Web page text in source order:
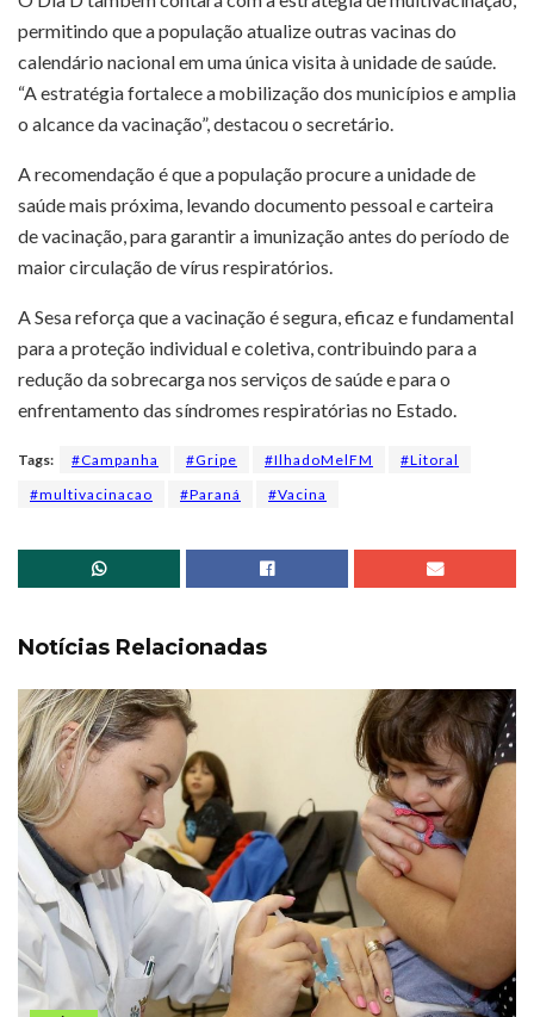
permitindo que a população atualize outras vacinas do
calendário nacional em uma única visita à unidade de saúde.
“A estratégia fortalece a mobilização dos municípios e amplia
o alcance da vacinação”, destacou o secretário.
A recomendação é que a população procure a unidade de
saúde mais próxima, levando documento pessoal e carteira
de vacinação, para garantir a imunização antes do período de
maior circulação de vírus respiratórios.
A Sesa reforça que a vacinação é segura, eficaz e fundamental
para a proteção individual e coletiva, contribuindo para a
redução da sobrecarga nos serviços de saúde e para o
enfrentamento das síndromes respiratórias no Estado.
Tags: #Campanha #Gripe #IlhadoMelFM
#Litoral
#multivacinacao
#Paraná #Vacina
Notícias Relacionadas